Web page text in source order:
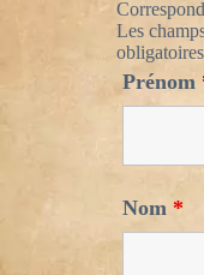
Les
obligatoires
Prénom
Nom *